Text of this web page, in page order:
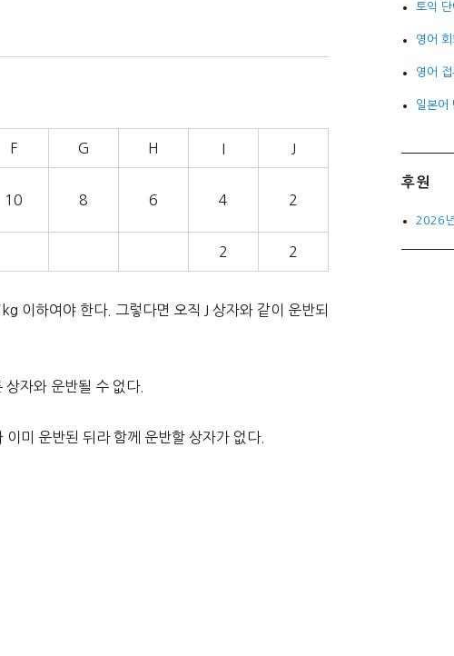
F G H I J
10 8 6 4 2
2 2
이하여야 한다. 그렇다면 오직 J 상자와 같이 운반되
자와 운반될 수 없다.
미 운반된 뒤라 함께 운반할 상자가 없다.
토익 단
영어
영어
일본어
후원
2026